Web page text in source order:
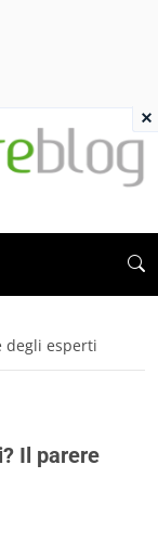
degli esperti
Il parere
×